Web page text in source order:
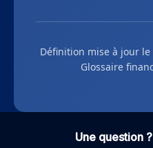
Définition mise à jour le
Glossaire
Une question